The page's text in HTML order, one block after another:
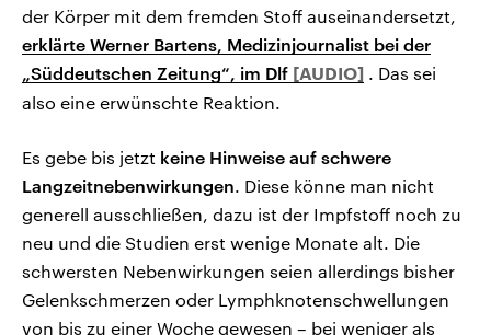
der Körper mit dem fremden Stoff auseinandersetzt,
erklärte Werner Bartens, Medizinjournalist bei der
„Süddeutschen Zeitung“, im Dlf
. Das sei
also eine erwünschte Reaktion.
Es gebe bis jetzt keine Hinweise auf schwere
Langzeitnebenwirkungen. Diese könne man nicht
generell ausschließen, dazu ist der Impfstoff noch zu
neu und die Studien erst wenige Monate alt. Die
schwersten Nebenwirkungen seien allerdings bisher
Gelenkschmerzen oder Lymphknotenschwellungen
von bis zu einer Woche gewesen – bei weniger als